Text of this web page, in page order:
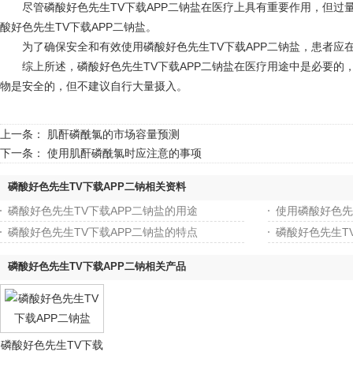
尽管磷酸好色先生TV下载APP二钠盐在医疗上具有重要作用，但过量
酸好色先生TV下载APP二钠盐。
为了确保安全和有效使用磷酸好色先生TV下载APP二钠盐，患者应在专
综上所述，磷酸好色先生TV下载APP二钠盐在医疗用途中是必要的，但
物是安全的，但不建议自行大量摄入。
上一条：
肌酐磷酰氯的市场容量预测
下一条： 使用肌酐磷酰氯时应注意的事项
磷酸好色先生TV下载APP二钠相关资料
磷酸好色先生TV下载APP二钠盐的用途
使用磷酸好色
磷酸好色先生TV下载APP二钠盐的特点
磷酸好色先生
磷酸好色先生TV下载APP二钠相关产品
磷酸好色先生TV下载